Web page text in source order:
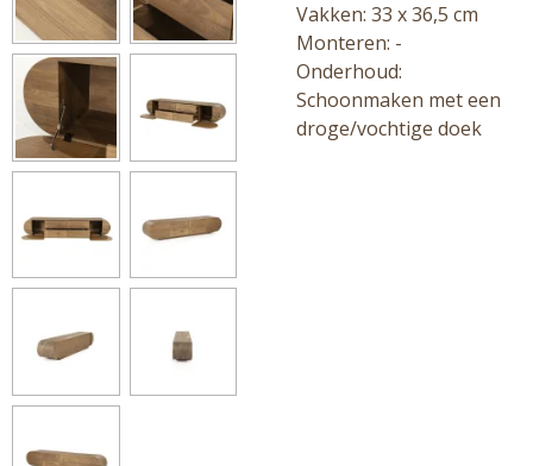
Vakken: 33 x 36,5 cm
Monteren: -
Onderhoud:
Schoonmaken met een
droge/vochtige doek